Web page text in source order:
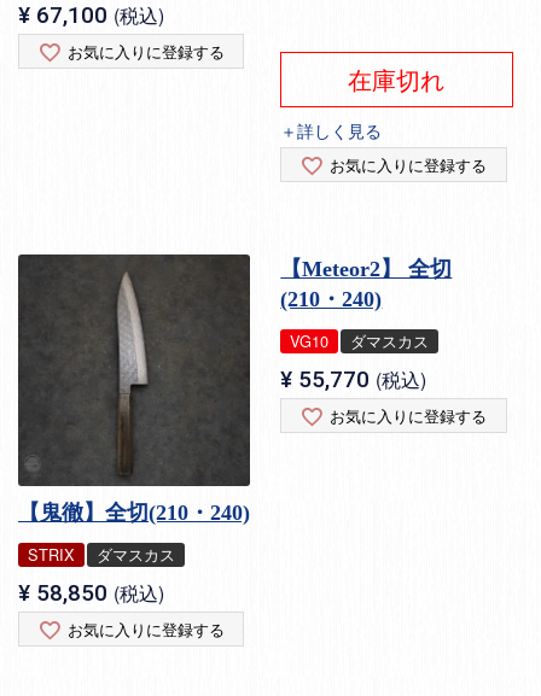
¥ 67,100 税込
お気に入りに登録する
在庫切れ
＋詳しく見る
お気に入りに登録する
【鬼徹】全切(210・240)
STRIX ダマスカス
¥ 58,850 税込
お気に入りに登録する
【Meteor2】 全切
(210・240)
VG10 ダマスカス
¥ 55,770 税込
お気に入りに登録する